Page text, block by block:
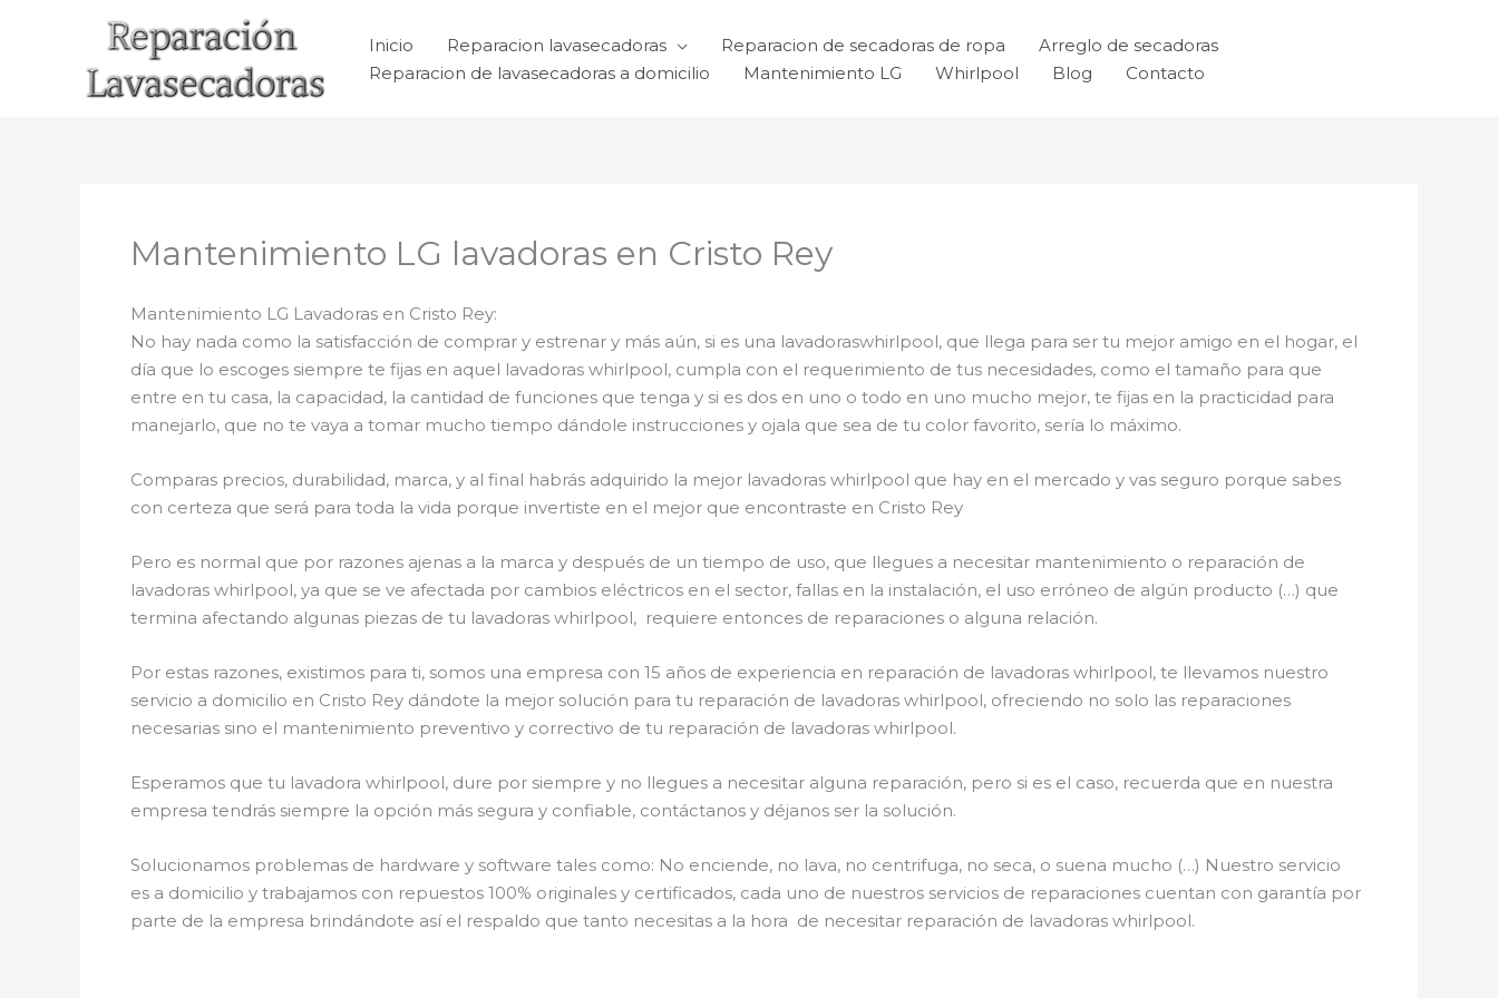
Inicio Reparacion lavasecadoras Reparacion de secadoras de ropa
Arreglo de secadoras
Reparacion de lavasecadoras a domicilio
Mantenimiento LG Whirlpool Blog Contacto
Mantenimiento LG lavadoras en Cristo Rey
Mantenimiento LG Lavadoras en Cristo Rey:
No hay nada como la satisfacción de comprar y estrenar y más aún, si es una lavadoraswhirlpool, que llega para ser tu mejor amigo en el hogar, el
día que lo escoges siempre te fijas en aquel lavadoras whirlpool, cumpla con el requerimiento de tus necesidades, como el tamaño para que
entre en tu casa, la capacidad, la cantidad de funciones que tenga y si es dos en uno o todo en uno mucho mejor, te fijas en la practicidad para
manejarlo, que no te vaya a tomar mucho tiempo dándole instrucciones y ojala que sea de tu color favorito, sería lo máximo.
Comparas precios, durabilidad, marca, y al final habrás adquirido la mejor lavadoras whirlpool que hay en el mercado y vas seguro porque sabes
con certeza que será para toda la vida porque invertiste en el mejor que encontraste en Cristo Rey
Pero es normal que por razones ajenas a la marca y después de un tiempo de uso, que llegues a necesitar mantenimiento o reparación de
lavadoras whirlpool, ya que se ve afectada por cambios eléctricos en el sector, fallas en la instalación, el uso erróneo de algún producto (…) que
termina afectando algunas piezas de tu lavadoras whirlpool, requiere entonces de reparaciones o alguna relación.
Por estas razones, existimos para ti, somos una empresa con 15 años de experiencia en reparación de lavadoras whirlpool, te llevamos nuestro
servicio a domicilio en Cristo Rey dándote la mejor solución para tu reparación de lavadoras whirlpool, ofreciendo no solo las reparaciones
necesarias sino el mantenimiento preventivo y correctivo de tu reparación de lavadoras whirlpool.
Esperamos que tu lavadora whirlpool, dure por siempre y no llegues a necesitar alguna reparación, pero si es el caso, recuerda que en nuestra
empresa tendrás siempre la opción más segura y confiable, contáctanos y déjanos ser la solución.
Solucionamos problemas de hardware y software tales como: No enciende, no lava, no centrifuga, no seca, o suena mucho (…) Nuestro servicio
es a domicilio y trabajamos con repuestos 100% originales y certificados, cada uno de nuestros servicios de reparaciones cuentan con garantía por
parte de la empresa brindándote así el respaldo que tanto necesitas a la hora de necesitar reparación de lavadoras whirlpool.